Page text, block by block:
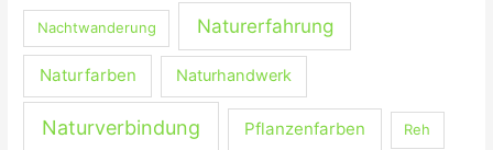
Nachtwanderung Naturerfahrung
Naturfarben Naturhandwerk
Naturverbindung Pflanzenfarben Reh